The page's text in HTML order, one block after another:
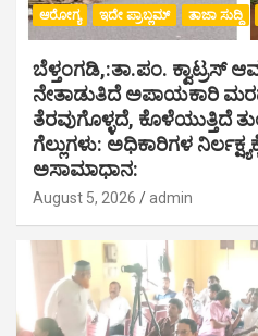
ಆರೋಗ್ಯ ಇದೇ ಪ್ರಾಬ್ಲಮ್ ತಾಜಾ ಸುದ್ದಿ
ಬೆಳ್ತಂಗಡಿ,:ತಾ.ಪಂ‌.
ನೇತಾಡುತಿದೆ ಅಪಾಯಕಾರಿ
ತೆರವುಗೊಳ್ಳದೆ, ಕೊಳೆಯುತ್ತಿದೆ
ಗೆಲ್ಲುಗಳು: ಅಧಿಕಾರಿಗಳ
ಅಸಾಮಾಧಾನ:
August 5, 2026 admin